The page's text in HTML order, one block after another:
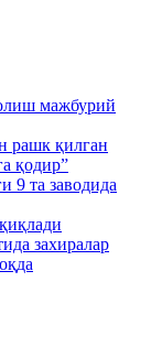
мажбурий
рашк қилган
қодир”
9 та заводида
захиралар